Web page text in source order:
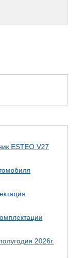
ESTEO V27
2026г.